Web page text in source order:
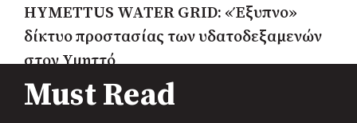
HYMETTUS WATER GRID: «Έξυπνο»
δίκτυο προστασίας των υδατοδεξαμενών
στον Υμηττό
Must Read